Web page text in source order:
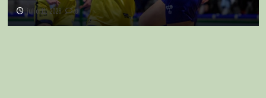
julio 11, 2026 0